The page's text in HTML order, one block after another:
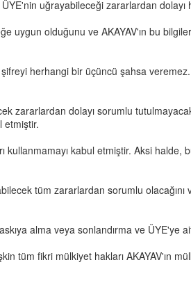
uğrayabileceği zararlardan
olduğunu ve AKAYAV'ın bu
herhangi bir üçüncü şahsa
zararlardan dolayı sorumlu
etmiştir.
kullanmamayı kabul etmiştir. Aksi
tüm zararlardan sorumlu
alma veya sonlandırma ve ÜYE'ye
fikri mülkiyet hakları AKAYAV'ın